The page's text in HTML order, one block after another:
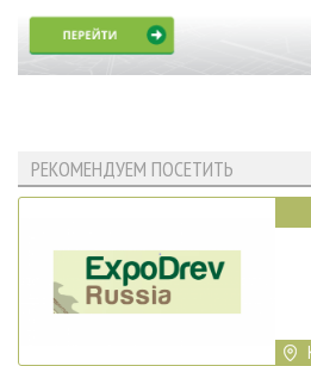
РЕКОМЕНДУЕМ ПОСЕТИТЬ